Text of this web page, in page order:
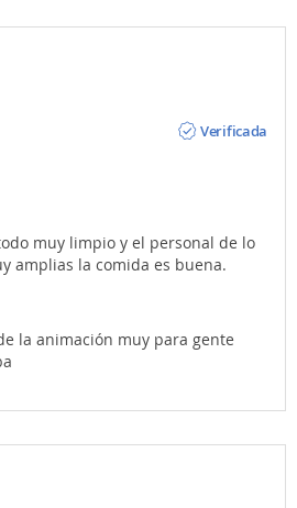
Verificada
muy limpio y el personal de lo
amplias la comida es buena.
la animación muy para gente